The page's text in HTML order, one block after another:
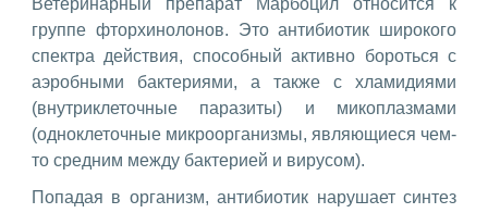
Ветеринарный препарат Марбоцил относится к
группе фторхинолонов. Это антибиотик широкого
спектра действия, способный активно бороться с
аэробными бактериями, а также с хламидиями
(внутриклеточные паразиты) и микоплазмами
(одноклеточные микроорганизмы, являющиеся чем-
то средним между бактерией и вирусом).
Попадая в организм, антибиотик нарушает синтез